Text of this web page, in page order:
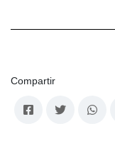
Compartir